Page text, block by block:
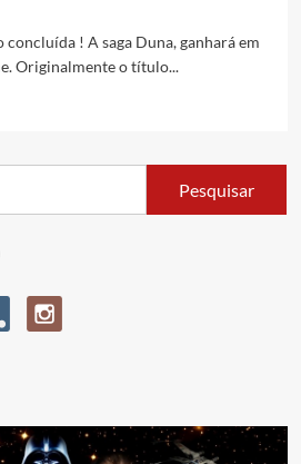
! A saga Duna, ganhará em
Originalmente o título...